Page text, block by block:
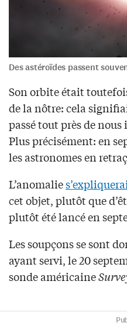
Des astéroïdes passent
Son orbite était
de la nôtre: cela
passé tout près de
Plus précisément: en
les astronomes en
L’anomalie
cet objet, plutôt que
plutôt été lancé en
Les soupçons se sont
ayant servi, le 20
sonde américaine